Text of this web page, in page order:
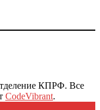
КПРФ. Все
CodeVibrant.